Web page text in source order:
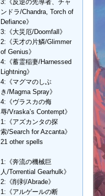
3:《反逆の先導者、チャ
ンドラ/Chandra, Torch of
Defiance》
3:《大災厄/Doomfall》
2:《天才の片鱗/Glimmer
of Genius》
4:《蓄霊稲妻/Harnessed
Lightning》
4:《マグマのしぶ
き/Magma Spray》
4:《ヴラスカの侮
辱/Vraska’s Contempt》
1:《アズカンタの探
索/Search for Azcanta》
21 other spells
1:《奔流の機械巨
人/Torrential Gearhulk》
2:《削剥/Abrade》
1:《アルゲールの断